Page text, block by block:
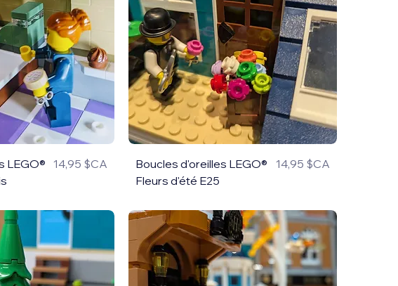
LEGO®
14,95 $CA
Boucles d'oreilles LEGO®
Fleurs d'été E25
14,95 $CA